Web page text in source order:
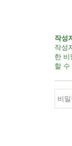
작성
작성
한 비
할 수